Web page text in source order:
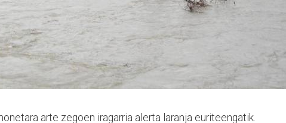
arte zegoen iragarria alerta laranja euriteengatik.